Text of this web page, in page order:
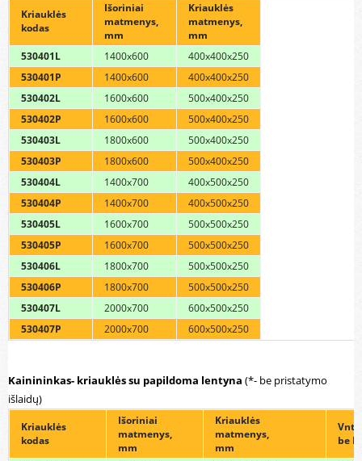
Kriauklės
kodas
Išoriniai
matmenys,
mm
Kriauklės
matmenys,
mm
530401L
1400x600
400x400x250
530401P
1400x600
400x400x250
530402L
1600x600
500x400x250
530402P
1600x600
500x400x250
530403L
1800x600
500x400x250
530403P
1800x600
500x400x250
530404L
1400x700
400x500x250
530404P
1400x700
400x500x250
530405L
1600x700
500x500x250
530405P
1600x700
500x500x250
530406L
1800x700
500x500x250
530406P
1800x700
500x500x250
530407L
2000x700
600x500x250
530407P
2000x700 600x500x250
Kainininkas- kriauklės su papildoma lentyna (*- be pristatymo
išlaidų)
Kriauklės
kodas
Išoriniai
matmenys,
mm
Kriauklės
matmenys,
mm
Vnt.
be